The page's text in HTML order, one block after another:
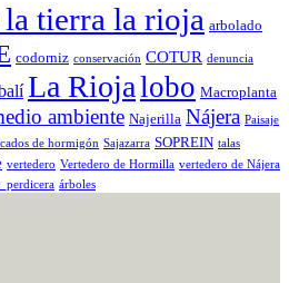
la tierra la rioja arbolado
codorniz conservación COTUR denuncia
La Riojalobo Macroplanta
ambiente Najerilla Nájera Paisaje
de hormigón Sajazarra SOPREIN talas
vertedero Vertedero de Hormilla vertedero de Nájera
árboles